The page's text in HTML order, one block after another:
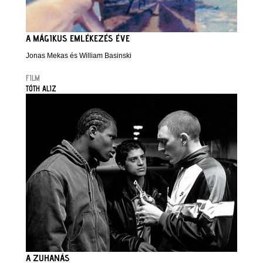
A MÁGIKUS EMLÉKEZÉS ÉVE
Jonas Mekas és William Basinski
FILM
TÓTH ALIZ
A ZUHANÁS